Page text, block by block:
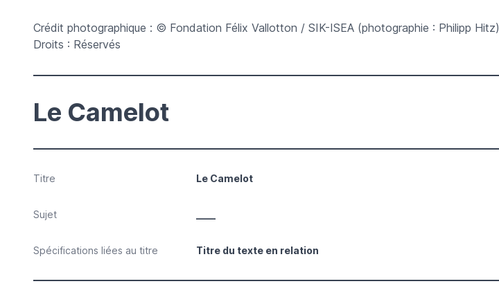
Crédit photographique : © Fondation Félix Vallotton / SIK-ISEA (photographie : Philipp Hitz)
Droits : Réservés
Le Camelot
Titre Le Camelot
Sujet
Spécifications liées au titre Titre du texte en relation